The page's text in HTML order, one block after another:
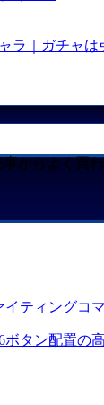
ラ｜ガチャは
事からよく買
ティングコ
タン配置の